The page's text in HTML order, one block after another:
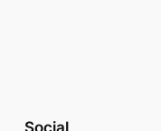
Social